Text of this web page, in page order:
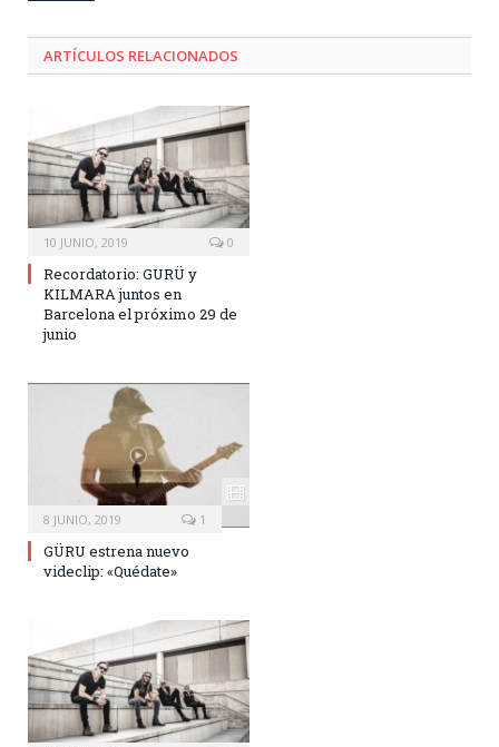
ARTÍCULOS RELACIONADOS
10 JUNIO, 2019 0
Recordatorio: GURÜ y
KILMARA juntos en
Barcelona el próximo 29 de
junio
8 JUNIO, 2019 1
GÜRU estrena nuevo
videclip: «Quédate»